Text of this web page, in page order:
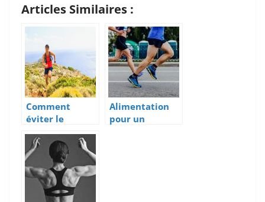
Articles Similaires :
Comment
éviter le
dégout et
l’écœurement
pour le sucré
lors d’un trail ?
Alimentation
pour un